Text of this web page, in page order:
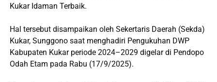
Kukar Idaman Terbaik.
Hal tersebut disampaikan oleh Sekertaris Daerah (Sekda)
Kukar, Sunggono saat menghadiri Pengukuhan DWP
Kabupaten Kukar periode 2024–2029 digelar di Pendopo
Odah Etam pada Rabu (17/9/2025).